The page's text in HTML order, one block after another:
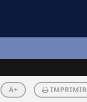
A+ IMPRIMIR